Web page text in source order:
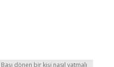
Başı dönen bir kişi nasıl yatmalı